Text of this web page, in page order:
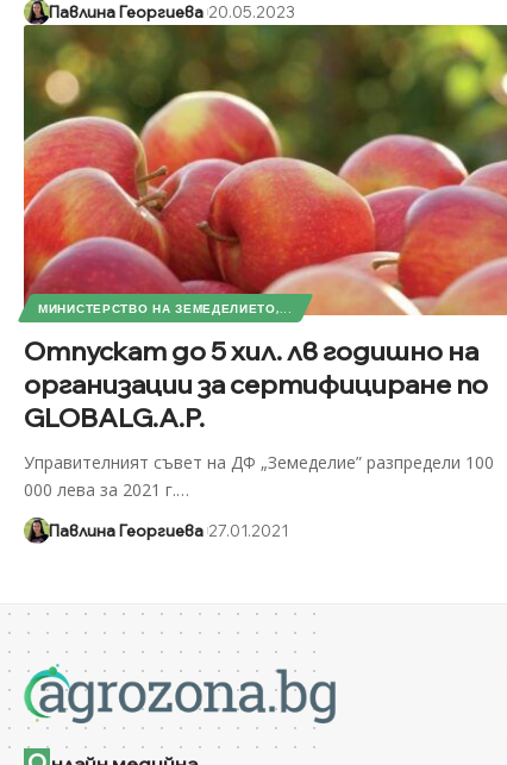
Павлина Георгиева 20.05.2023
МИНИСТЕРСТВО НА ЗЕМЕДЕЛИЕТО,...
Отпускат до 5 хил. лв годишно на
организации за сертифициране по
GLOBALG.A.P.
Управителният съвет на ДФ „Земеделие” разпредели 100
000 лева за 2021 г.…
Павлина Георгиева 27.01.2021